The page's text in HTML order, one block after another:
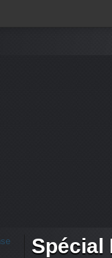
Spécial